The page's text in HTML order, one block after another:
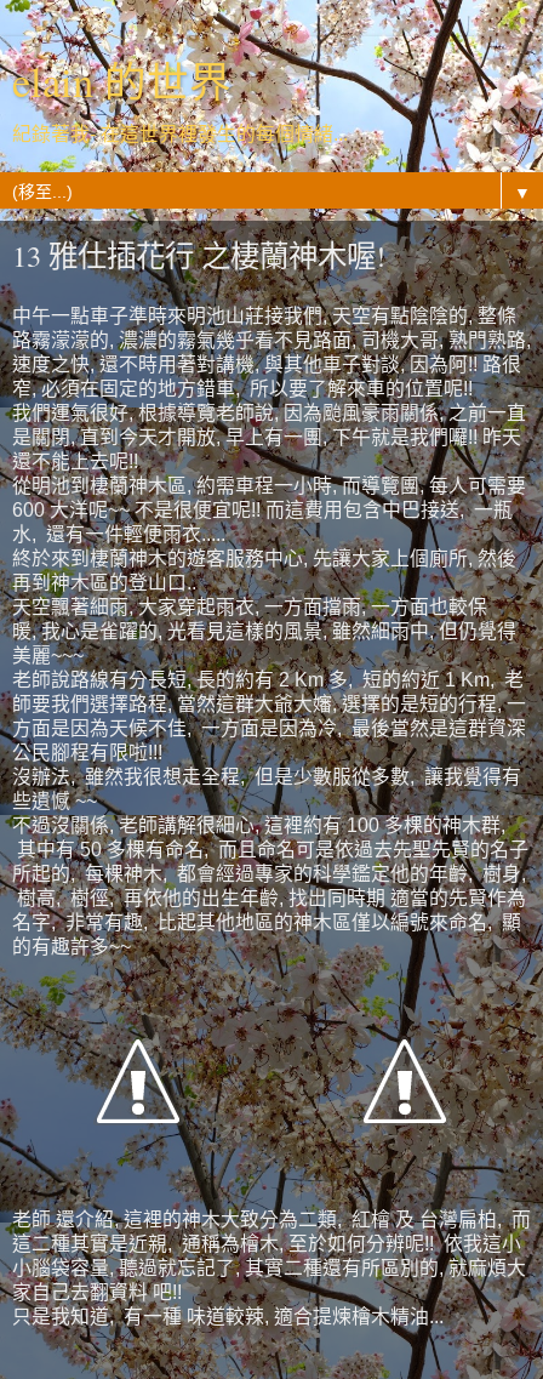
elain 的世界
紀錄著我- 在這世界裡發生的每個情緒...
▼
13 雅仕插花行 之棲蘭神木喔!
中午一點車子準時來明池山莊接我們, 天空有點陰陰的, 整條
路霧濛濛的, 濃濃的霧氣幾乎看不見路面, 司機大哥, 熟門熟路,
速度之快, 還不時用著對講機, 與其他車子對談, 因為阿!! 路很
窄, 必須在固定的地方錯車, 所以要了解來車的位置呢!!
我們運氣很好, 根據導覽老師說, 因為颱風豪雨關係, 之前一直
是關閉, 直到今天才開放, 早上有一團, 下午就是我們囉!! 昨天
還不能上去呢!!
從明池到棲蘭神木區, 約需車程一小時, 而導覽團, 每人可需要
600 大洋呢~~ 不是很便宜呢!! 而這費用包含中巴接送, 一瓶
水, 還有一件輕便雨衣.....
終於來到棲蘭神木的遊客服務中心, 先讓大家上個廁所, 然後
再到神木區的登山口..
天空飄著細雨, 大家穿起雨衣, 一方面擋雨, 一方面也較保
暖, 我心是雀躍的, 光看見這樣的風景, 雖然細雨中, 但仍覺得
美麗~~~
老師說路線有分長短, 長的約有 2 Km 多, 短的約近 1 Km, 老
師要我們選擇路程, 當然這群大爺大嬸, 選擇的是短的行程, 一
方面是因為天候不佳, 一方面是因為冷, 最後當然是這群資深
公民腳程有限啦!!!
沒辦法, 雖然我很想走全程, 但是少數服從多數, 讓我覺得有
些遺憾 ~~
不過沒關係, 老師講解很細心, 這裡約有 100 多棵的神木群,
其中有 50 多棵有命名, 而且命名可是依過去先聖先賢的名子
所起的, 每棵神木, 都會經過專家的科學鑑定他的年齡, 樹身,
樹高, 樹徑, 再依他的出生年齡, 找出同時期 適當的先賢作為
名字, 非常有趣, 比起其他地區的神木區僅以編號來命名, 顯
的有趣許多~~
老師 還介紹, 這裡的神木大致分為二類, 紅檜 及 台灣扁柏, 而
這二種其實是近親, 通稱為檜木, 至於如何分辨呢!! 依我這小
小腦袋容量, 聽過就忘記了, 其實二種還有所區別的, 就麻煩大
家自己去翻資料 吧!!
只是我知道, 有一種 味道較辣, 適合提煉檜木精油...